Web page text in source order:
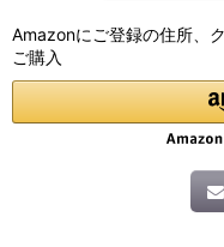
Amazonにご登録の住所、
ご購入